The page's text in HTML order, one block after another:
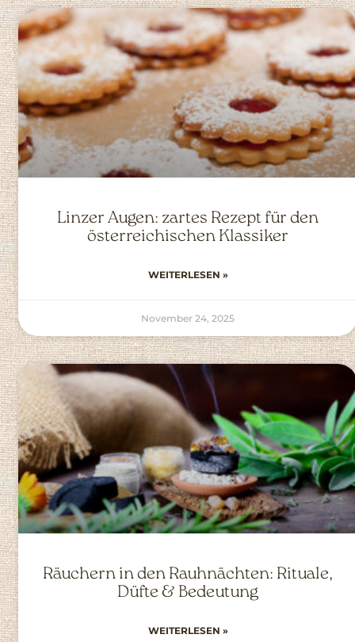
Linzer Augen: zartes Rezept für den
österreichischen Klassiker
WEITERLESEN »
November 24, 2025
Räuchern in den Rauhnächten: Rituale,
Düfte & Bedeutung
WEITERLESEN »